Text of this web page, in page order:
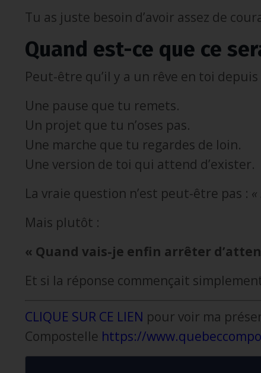
Tu as juste besoin d’avoir assez de
Quand est-ce que ce
Peut-être qu’il y a un rêve en toi depuis
Une pause que tu remets.
Un projet que tu n’oses pas.
Une marche que tu regardes de loin.
Une version de toi qui attend d’exister.
La vraie question n’est peut-être pas :
Mais plutôt :
« Quand vais-je enfin arrêter
Et si la réponse commençait
CLIQUE SUR CE LIEN pour voir ma
Compostelle https://